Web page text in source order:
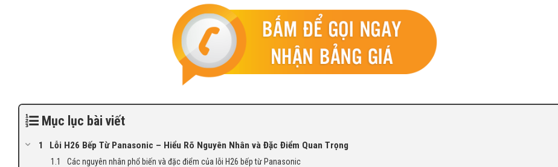
Mục lục bài viết
Lỗi H26 Bếp Từ Panasonic – Hiểu Rõ Nguyên Nhân và Đặc Điểm Quan Trọng
Các nguyên nhân phổ biến và đặc điểm của lỗi H26 bếp từ Panasonic